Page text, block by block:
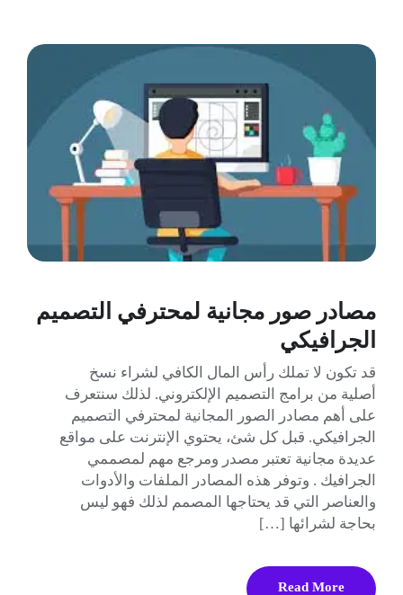
مصادر صور مجانية لمحترفي التصميم
الجرافيكي
قد تكون لا تملك رأس المال الكافي لشراء نسخ
أصلية من برامج التصميم الإلكتروني. لذلك سنتعرف
على أهم مصادر الصور المجانية لمحترفي التصميم
الجرافيكي. قبل كل شئ، يحتوي الإنترنت على مواقع
عديدة مجانية تعتبر مصدر ومرجع مهم لمصممي
الجرافيك . وتوفر هذه المصادر الملفات والأدوات
والعناصر التي قد يحتاجها المصمم لذلك فهو ليس
بحاجة لشرائها […]
Read More